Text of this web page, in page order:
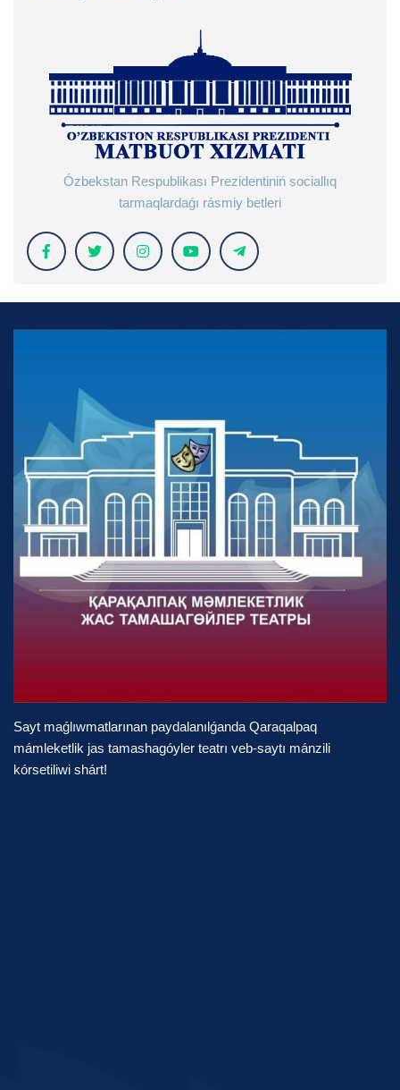
Ózbekstan Respublikası Prezidentiniń sociallıq
tarmaqlardaǵı rásmiy betleri
Sayt maǵlıwmatlarınan paydalanılǵanda Qaraqalpaq
mámleketlik jas tamashagóyler teatrı veb-saytı mánzili
kórsetiliwi shárt!